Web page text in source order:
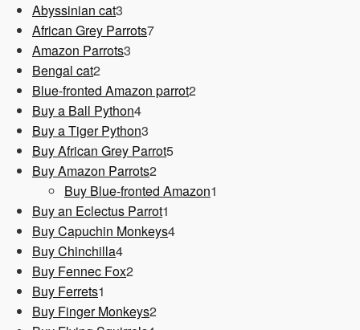
Abyssinian cat3
Produkte
African Grey Parrots77
Amazon Parrots3
Bengal cat22
Produkte
Blue-fronted Amazon parrot22
Buy a Ball Python44
Produkte
Buy a Tiger Python3
Produkte
Buy African Grey Parrot55
Buy Amazon Parrots22
Produkte
Buy Blue-fronted Amazon1
Buy an Eclectus Parrot1
Produkt
Buy Capuchin Monkeys44
Buy Chinchilla44
Produkte
Buy Fennec Fox22
Buy Ferrets1
Produkt
Buy Finger Monkeys22